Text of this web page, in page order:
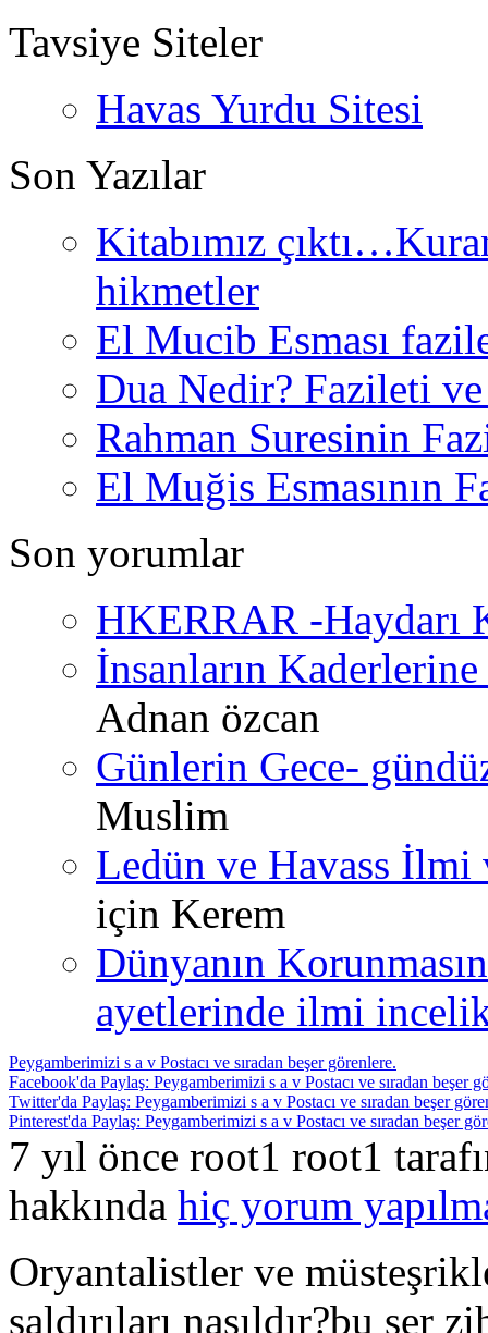
Tavsiye Siteler
Havas Yurdu Sitesi
Son Yazılar
Kitabımız
hikmetler
El Mucib Esması
Dua Nedir? Fazileti
Rahman Suresinin
El Muğis Esmasının
Son yorumlar
HKERRAR -Haydarı
İnsanların
Adnan özcan
Günlerin Gece-
Muslim
Ledün ve Havass İlmi
için Kerem
Dünyanın
ayetlerinde ilmi
Peygamberimizi s a v Postacı ve sıradan beşer görenlere.
Facebook'da Paylaş: Peygamberimizi s a v Postacı ve sıradan beşer
Twitter'da Paylaş: Peygamberimizi s a v Postacı ve sıradan beşer
Pinterest'da Paylaş: Peygamberimizi s a v Postacı ve sıradan beşer
7 yıl önce root1 root1
hakkında hiç yorum
Oryantalistler ve
saldırıları nasıldır?bu